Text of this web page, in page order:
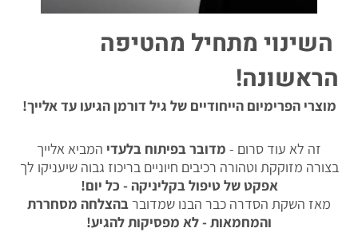
השינוי מתחיל מהטיפה
הראשונה!
מוצרי הפרימיום הייחודיים של גיל דורמן הגיעו עד אלייך!
זה לא עוד סרום - מדובר בפיתוח בלעדי המביא אלייך
בצורה מזוקקת וטהורה רכיבים חיוניים בריכוז גבוה שיעניקו לך
אפקט של טיפול בקליניקה - כל יום!
מאז השקת הסדרה כבר הבנו שמדוברבהצלחה מסחררת
והמחמאות - לא מפסיקות להגיע!